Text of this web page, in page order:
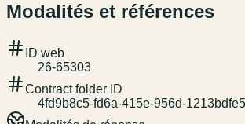
Modalités et références
ID web
26-65303
Contract folder ID
4fd9b8c5-fd6a-415e-956d-